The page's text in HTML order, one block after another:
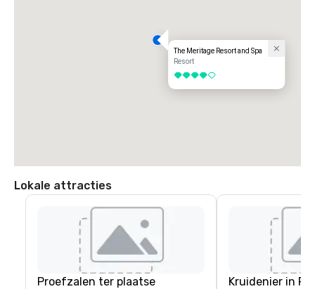
The Meritage Resort and Spa
Resort
4 van 5
Lokale attracties
Proefzalen ter plaatse Kruidenier in